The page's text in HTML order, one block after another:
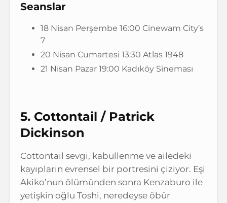
Seanslar
18 Nisan Perşembe 16:00 Cinewam City’s
7
20 Nisan Cumartesi 13:30 Atlas 1948
21 Nisan Pazar 19:00 Kadıköy Sineması
5. Cottontail / Patrick
Dickinson
Cottontail sevgi, kabullenme ve ailedeki
kayıpların evrensel bir portresini çiziyor. Eşi
Akiko’nun ölümünden sonra Kenzaburo ile
yetişkin oğlu Toshi, neredeyse öbür